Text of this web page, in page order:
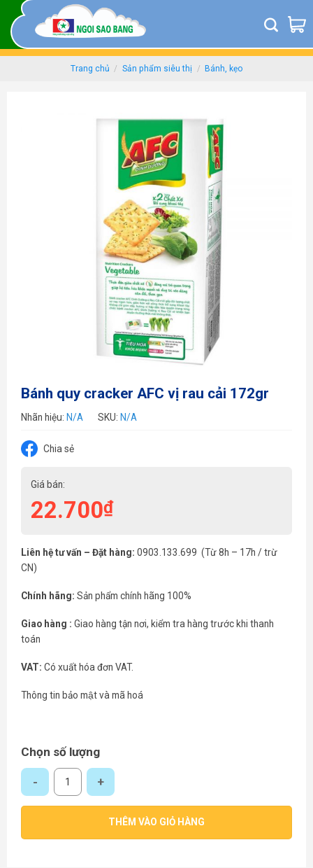
content
Trang chủ / Sản phẩm siêu thị / Bánh, kẹo
Bánh quy cracker AFC vị rau cải 172gr
Nhãn hiệu: N/A SKU: N/A
Chia sẻ
Giá bán:
22.700₫
Liên hệ tư vấn – Đặt hàng: 0903.133.699 (Từ 8h – 17h / trừ
CN)
Chính hãng: Sản phẩm chính hãng 100%
Giao hàng : Giao hàng tận nơi, kiểm tra hàng trước khi thanh
toán
VAT: Có xuất hóa đơn VAT.
Thông tin bảo mật và mã hoá
Chọn số lượng
Bánh quy cracker AFC vị rau cải 172gr số lượng
THÊM VÀO GIỎ HÀNG